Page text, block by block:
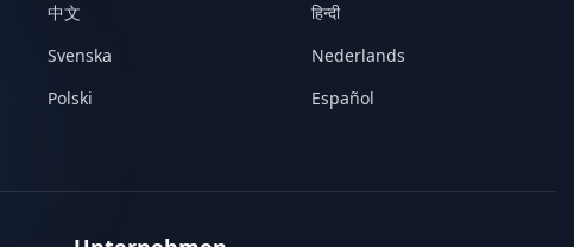
中文
हिन्दी
Svenska
Nederlands
Polski
Español